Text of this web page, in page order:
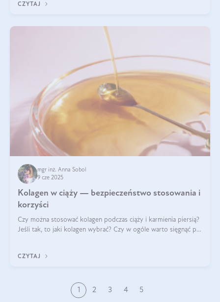
CZYTAJ
mgr inż. Anna Sobol
9 cze 2025
Kolagen w ciąży — bezpieczeństwo stosowania i
korzyści
Czy można stosować kolagen podczas ciąży i karmienia piersią?
Jeśli tak, to jaki kolagen wybrać? Czy w ogóle warto sięgnąć po
CZYTAJ
1 2 3 4 5